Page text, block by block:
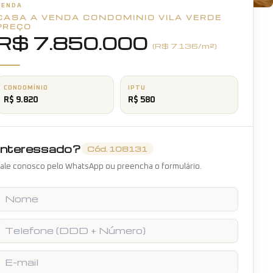
+17fotos
A VENDA CONDOMINIO VILA VERDE
7.850.000 (R$ 7.136/m²)
CONDOMÍNIO
R$ 9.820
IPTU
R$ 580
Cód. 108131
conosco pelo WhatsApp ou preencha o formulário.
mail